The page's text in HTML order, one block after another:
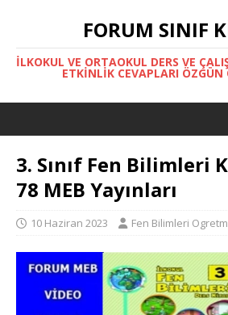
FORUM SINIF
İLKOKUL VE ORTAOKUL DERS VE
ETKINLIK CEVAPLARI ÖZGÜN
3. Sınıf Fen Bilimleri
78 MEB Yayınları
10 Haziran 2023 Fen Bilimleri